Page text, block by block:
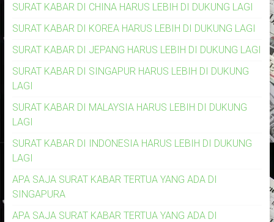
SURAT KABAR DI CHINA HARUS LEBIH DI DUKUNG LAGI
SURAT KABAR DI KOREA HARUS LEBIH DI DUKUNG LAGI
SURAT KABAR DI JEPANG HARUS LEBIH DI DUKUNG LAGI
SURAT KABAR DI SINGAPUR HARUS LEBIH DI DUKUNG
LAGI
SURAT KABAR DI MALAYSIA HARUS LEBIH DI DUKUNG
LAGI
SURAT KABAR DI INDONESIA HARUS LEBIH DI DUKUNG
LAGI
APA SAJA SURAT KABAR TERTUA YANG ADA DI
SINGAPURA
APA SAJA SURAT KABAR TERTUA YANG ADA DI